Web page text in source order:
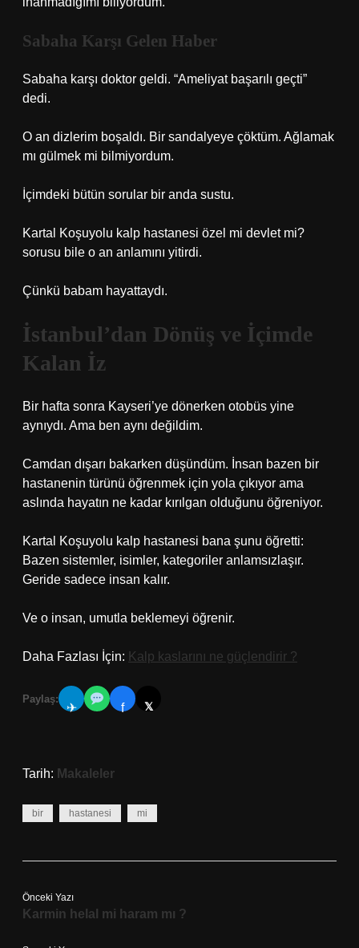
Sabaha Karşı Gelen Haber
Sabaha karşı doktor geldi. “Ameliyat başarılı geçti”
dedi.
O an dizlerim boşaldı. Bir sandalyeye çöktüm. Ağlamak
mı gülmek mi bilmiyordum.
İçimdeki bütün sorular bir anda sustu.
Kartal Koşuyolu kalp hastanesi özel mi devlet mi?
sorusu bile o an anlamını yitirdi.
Çünkü babam hayattaydı.
İstanbul’dan Dönüş ve İçimde
Kalan İz
Bir hafta sonra Kayseri’ye dönerken otobüs yine
aynıydı. Ama ben aynı değildim.
Camdan dışarı bakarken düşündüm. İnsan bazen bir
hastanenin türünü öğrenmek için yola çıkıyor ama
aslında hayatın ne kadar kırılgan olduğunu öğreniyor.
Kartal Koşuyolu kalp hastanesi bana şunu öğretti:
Bazen sistemler, isimler, kategoriler anlamsızlaşır.
Geride sadece insan kalır.
Ve o insan, umutla beklemeyi öğrenir.
Daha Fazlası İçin: Kalp kaslarını ne güçlendirir ?
Paylaş:
✈ f 𝕏
Tarih: Makaleler
bir hastanesi mi
Önceki Yazı
Karmin helal mi haram mı ?